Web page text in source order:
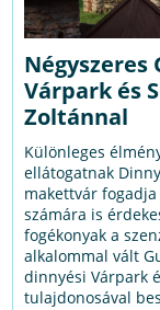
Négyszeres
Várpark és
Zoltánnal
Különleges
ellátogatnak
makettvár
számára is
fogékonyak a
alkalommal vált
dinnyési Várpark
tulajdonosával